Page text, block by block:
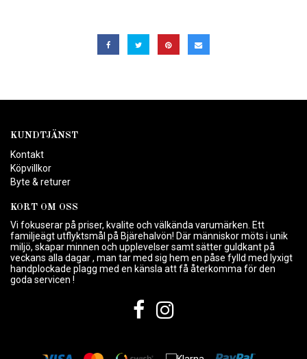
KUNDTJÄNST
Kontakt
Köpvillkor
Byte & returer
KORT OM OSS
Vi fokuserar på priser, kvalite och välkända varumärken. Ett
familjeägt utflyktsmål på Bjärehalvön! Där människor möts i unik
miljö, skapar minnen och upplevelser samt sätter guldkant på
veckans alla dagar , man tar med sig hem en påse fylld med lyxigt
handplockade plagg med en känsla att få återkomma för den
goda servicen !